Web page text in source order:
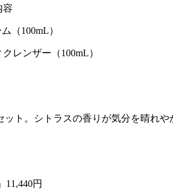
容
（100mL）
レンザー（100mL）
ト。シトラスの香りが気分を晴れや
11,440円